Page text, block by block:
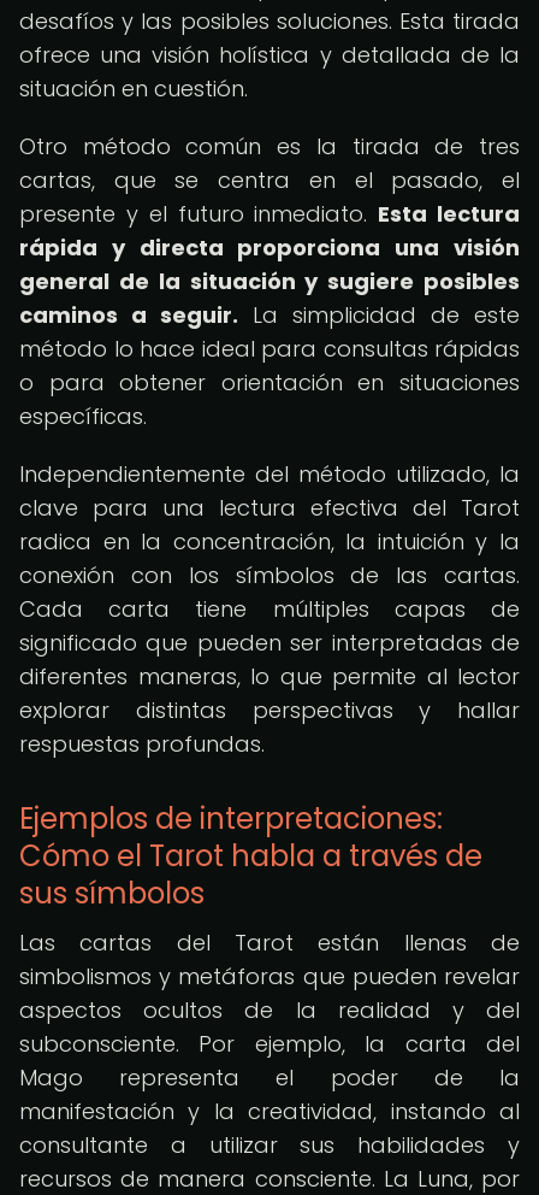
desafíos y las posibles soluciones. Esta tirada
ofrece una visión holística y detallada de la
situación en cuestión.
Otro método común es la tirada de tres
cartas, que se centra en el pasado, el
presente y el futuro inmediato. Esta lectura
rápida y directa proporciona una visión
general de la situación y sugiere posibles
caminos a seguir. La simplicidad de este
método lo hace ideal para consultas rápidas
o para obtener orientación en situaciones
específicas.
Independientemente del método utilizado, la
clave para una lectura efectiva del Tarot
radica en la concentración, la intuición y la
conexión con los símbolos de las cartas.
Cada carta tiene múltiples capas de
significado que pueden ser interpretadas de
diferentes maneras, lo que permite al lector
explorar distintas perspectivas y hallar
respuestas profundas.
Ejemplos de interpretaciones:
Cómo el Tarot habla a través de
sus símbolos
Las cartas del Tarot están llenas de
simbolismos y metáforas que pueden revelar
aspectos ocultos de la realidad y del
subconsciente. Por ejemplo, la carta del
Mago representa el poder de la
manifestación y la creatividad, instando al
consultante a utilizar sus habilidades y
recursos de manera consciente. La Luna, por